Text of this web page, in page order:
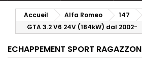
Accueil Alfa Romeo
147
GTA 3.2 V6 24V (184kW) dal 2002-
ECHAPPEMENT SPORT RAGAZZON